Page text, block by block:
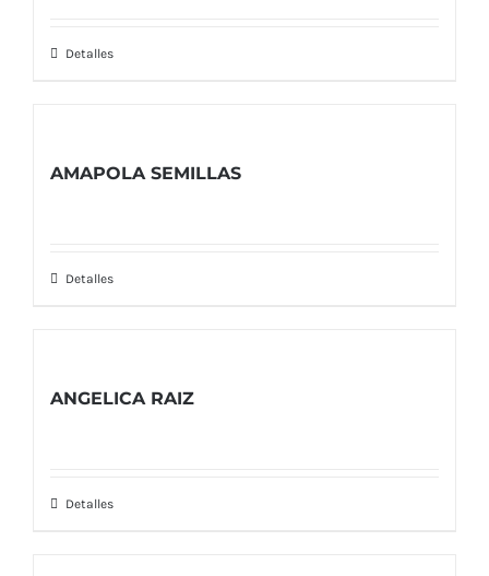
Detalles
AMAPOLA SEMILLAS
Detalles
ANGELICA RAIZ
Detalles